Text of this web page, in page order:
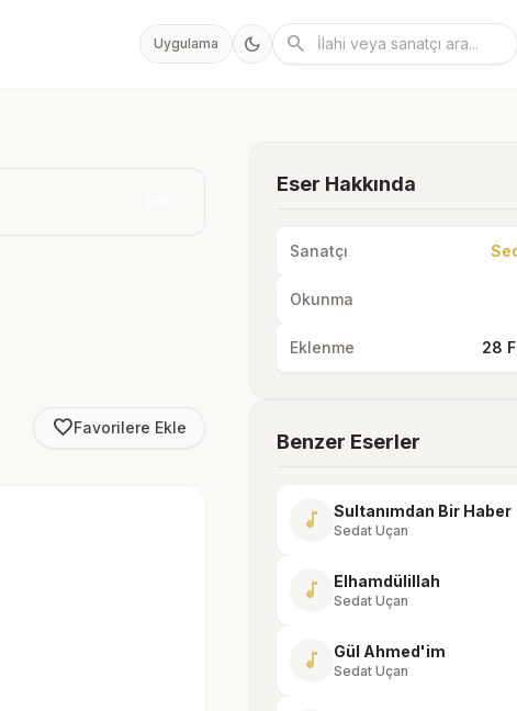
Uygulama dark_mode search
favorite_borderFavorilere Ekle
Eser Hakkında
Sanatçı
Okunma
Eklenme 28
Benzer Eserler
music_note Sultanımdan Bir Haber
Sedat Uçan
music_note Elhamdülillah
Sedat Uçan
music_note Gül Ahmed'im
Sedat Uçan